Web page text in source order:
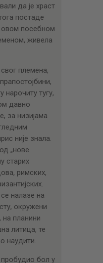
да је храст
постаде
посебном
живела
племена,
нарочиту тугу,
давно
за низијама
није знала.
„нове
старих
римских,
налазе на
окружени
на планини
литица, те
наудити.
пробудио бол у